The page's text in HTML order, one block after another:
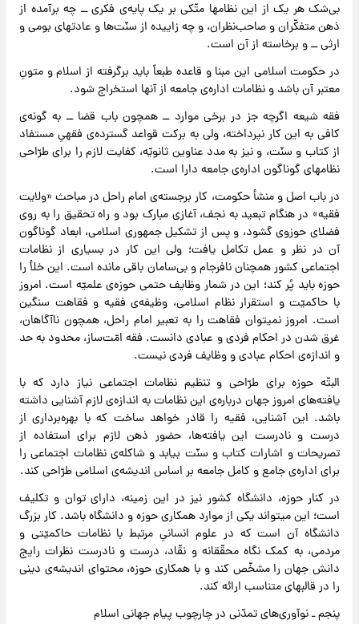
بی‌شک هر یک از این نظامها متّکی بر یک پایه‌ی فکری ــ چه برآمده از
ذهن متفکّران و صاحب‌نظران، و چه زاییده از سنّت‌ها و عادتهای بومی و
ارثی ــ و برخاسته از آن است.
در حکومت اسلامی این مبنا و قاعده طبعاً باید برگرفته از اسلام و متونِ
معتبر آن باشد و نظامات اداره‌ی جامعه از آنها استخراج شود.
فقه شیعه اگرچه جز در برخی موارد ــ همچون باب قضا ــ به گونه‌ی
کافی به این کار نپرداخته، ولی به برکت قواعد گسترده‌ی فقهیِ مستفاد
از کتاب و سنّت، و نیز به مدد عناوین ثانویّه، کفایت لازم را برای طرّاحی
نظامهای گوناگون اداره‌ی جامعه دارا است.
در باب اصل و منشأ حکومت، کار برجسته‌ی امام راحل در مباحث «ولایت
فقیه» در هنگام تبعید به نجف، آغازی مبارک بود و راه تحقیق را به روی
فضلای حوزوی گشود، و پس از تشکیل جمهوری اسلامی، ابعاد گوناگون
آن در نظر و عمل تکامل یافت؛ ولی این کار در بسیاری از نظامات
اجتماعی کشور همچنان نافرجام و بی‌سامان باقی مانده است. این خلأ را
حوزه باید پُر کند؛ این در شمار وظایف حتمی حوزه‌ی علمیّه است. امروز
با حاکمیّت و استقرار نظام اسلامی، وظیفه‌ی فقیه و فقاهت سنگین
است. امروز نمیتوان فقاهت را به تعبیر امام راحل، همچون ناآگاهان،
غرق شدن در احکام فردی و عبادی دانست. فقه امّت‌ساز، محدود به حد
و اندا‌زه‌ی احکام عبادی و وظایف فردی نیست.
البتّه حوزه برای طرّاحی و تنظیم نظامات اجتماعی نیاز دارد که با
یافته‌های امروز جهان درباره‌ی این نظامات به اندازه‌ی لازم آشنایی داشته
باشد. این آشنایی، فقیه را قادر خواهد ساخت که با بهره‌برداری از
درست و نادرست این یافته‌ها، حضور ذهن لازم برای استفاده از
تصریحات و اشارات کتاب و سنّت بیابد و شاکله‌ی نظامات اجتماعی را
برای اداره‌ی جامع و کامل جامعه بر اساس اندیشه‌ی اسلامی طرّاحی کند.
در کنار حوزه، دانشگاه کشور نیز در این زمینه، دارای توان و تکلیف
است؛ این میتواند یکی از موارد همکاری حوزه و دانشگاه باشد. کار بزرگ
دانشگاه آن است که در علوم انسانیِ مرتبط با نظامات حاکمیّتی و
مردمی، به کمک نگاه محقّقانه و نقّاد، درست و نادرست نظرات رایج
دانش جهان را مشخّص کند و با همکاری حوزه، محتوای اندیشه‌ی دینی
را در قالبهای متناسب ارائه کند.
پنجم ـ نوآوری‌های تمدّنی در چارچوب پیام جهانی اسلام